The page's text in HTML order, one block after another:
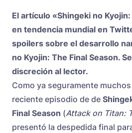
El artículo «Shingeki no
en tendencia mundial en
spoilers sobre el desarrollo
no Kyojin: The Final Season.
discreción al lector.
Como ya seguramente
reciente episodio de de
Final Season (Attack on Titan:
presentó la despedida final